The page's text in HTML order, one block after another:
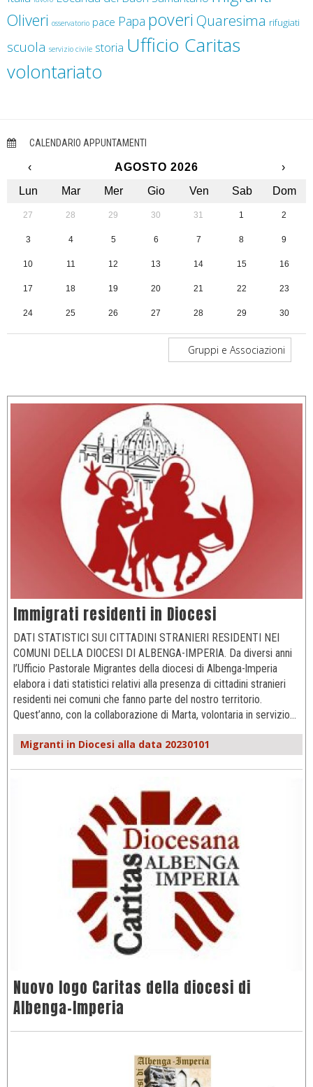
Oliveri osservatorio pace Papa poveri Quaresima rifugiati
scuola servizio civile storia Ufficio Caritas
volontariato
CALENDARIO APPUNTAMENTI
‹ AGOSTO 2026
›
Lun
Mar Mer Gio Ven Sab Dom
27 28 29 30 31 1 2
3 4 5 6 7 8 9
10 11 12 13 14 15 16
17 18 19 20 21 22 23
24 25 26 27 28 29 30
4 5 6
Gruppi e Associazioni
Immigrati residenti in Diocesi
DATI STATISTICI SUI CITTADINI STRANIERI RESIDENTI NEI
COMUNI DELLA DIOCESI DI ALBENGA-IMPERIA. Da diversi anni
l’Ufficio Pastorale Migrantes della diocesi di Albenga-lmperia
elabora i dati statistici relativi alla presenza di cittadini stranieri
residenti nei comuni che fanno parte del nostro territorio.
Quest’anno, con la collaborazione di Marta, volontaria in servizio…
Migranti in Diocesi alla data 20230101
Nuovo logo Caritas della diocesi di
Albenga-Imperia